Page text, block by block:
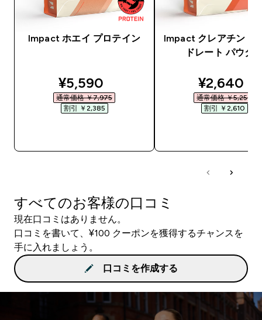
Impact ホエイ プロテイン
discounted price
¥5,590‎
通常価格 ￥7,975‎
割引 ￥2,385‎
Impact クレアチン モ
ドレート パウダ
¥2,640‎
通常価格 ￥5,250‎
割引 ￥2,610‎
すべてのお客様の口コミ
現在口コミはありません。
口コミを書いて、¥100 クーポンを獲得するチャンスを
手に入れましょう。
口コミを作成する